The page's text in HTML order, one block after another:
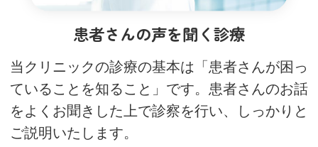
患者さんの声を聞く診療
当クリニックの診療の基本は「患者さんが困っ
ていることを知ること」です。患者さんのお話
をよくお聞きした上で診察を行い、しっかりと
ご説明いたします。